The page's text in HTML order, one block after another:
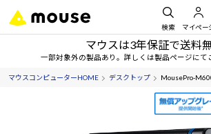
検索 マイペー
マウスは3年保証で送料
一部対象外の製品あり。詳しくは製品ページにて
マウスコンピューターHOME デスクトップ MousePro-